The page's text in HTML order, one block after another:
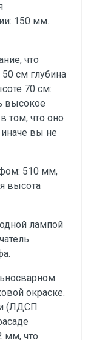
150 мм.
что
см глубина
70 см:
высокое
том, что оно
иначе вы не
510 мм,
высота
лампой
окраске.
(ЛДСП
мм, что